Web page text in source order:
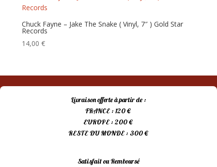
Chuck Fayne – Jake The Snake ( Vinyl, 7″ ) Gold Star
Records
14,00 €
Livraison offerte à partir de :
FRANCE : 120 €
EUROPE : 200 €
RESTE DU MONDE : 300 €
Satisfait ou Remboursé